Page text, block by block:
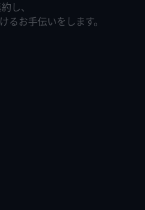
し、
るお手伝いをします。